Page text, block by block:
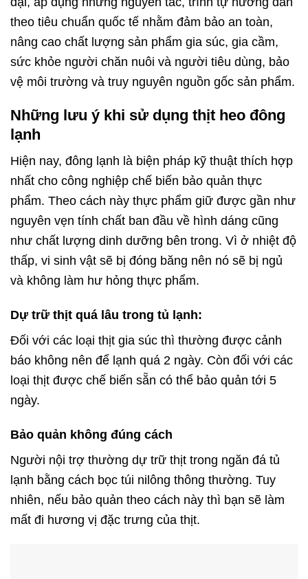
theo tiêu chuẩn quốc tế nhằm đảm bảo an toàn,
nâng cao chất lượng sản phẩm gia súc, gia cầm,
sức khỏe người chăn nuôi và người tiêu dùng, bảo
vệ môi trường và truy nguyên nguồn gốc sản phẩm.
Những lưu ý khi sử dụng thịt heo đông
lạnh
Hiện nay, đông lạnh là biện pháp kỹ thuật thích hợp
nhất cho công nghiệp chế biến bảo quản thực
phẩm. Theo cách này thực phẩm giữ được gần như
nguyên vẹn tính chất ban đầu về hình dáng cũng
như chất lượng dinh dưỡng bên trong. Vì ở nhiệt độ
thấp, vi sinh vật sẽ bị đóng băng nên nó sẽ bị ngủ
và không làm hư hỏng thực phẩm.
Dự trữ thịt quá lâu trong tủ lạnh:
Đối với các loại thịt gia súc thì thường được cảnh
báo không nên để lạnh quá 2 ngày. Còn đối với các
loại thịt được chế biến sẵn có thể bảo quản tới 5
ngày.
Bảo quản không đúng cách
Người nội trợ thường dự trữ thịt trong ngăn đá tủ
lạnh bằng cách bọc túi nilông thông thường. Tuy
nhiên, nếu bảo quản theo cách này thì bạn sẽ làm
mất đi hương vị đặc trưng của thịt.